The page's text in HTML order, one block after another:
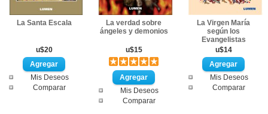
La Santa Escala
u$20
Mis Deseos
Comparar
La verdad sobre
ángeles y demonios
u$15
Mis Deseos
Comparar
La Virgen María
según los
Evangelistas
u$14
Mis Deseos
Comparar